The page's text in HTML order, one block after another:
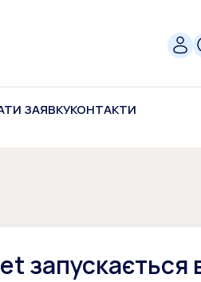
ЗАЯВКУКОНТАКТИ
запускається